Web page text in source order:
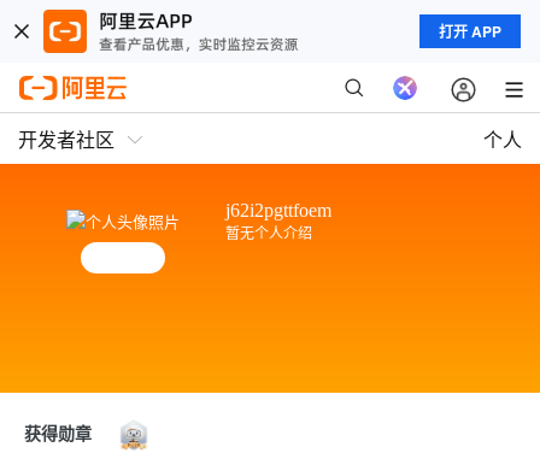
打开 APP
开发者社区 个人
j62i2pgttfoem
暂无个人介绍
获得勋章